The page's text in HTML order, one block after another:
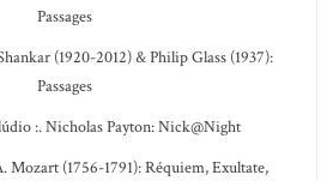
Passages
(1920-2012) & Philip Glass (1937):
Passages
:. Nicholas Payton: Nick@Night
Mozart (1756-1791): Réquiem, Exultate,